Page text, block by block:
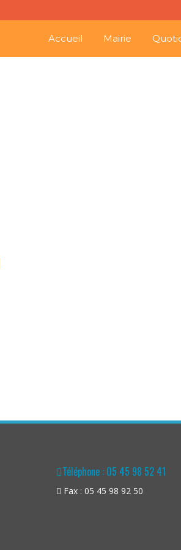
Accueil Mairie
Téléphone : 05 45 98 52 41
Fax : 05 45 98 92 50